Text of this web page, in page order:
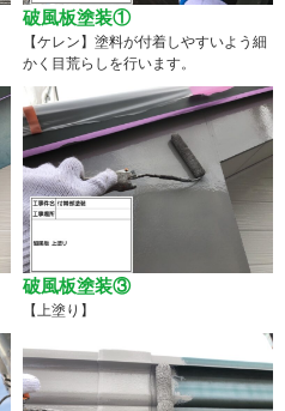
破風板塗装①
【ケレン】塗料が付着しやすいよう細
かく目荒らしを行います。
破風板塗装③
【上塗り】